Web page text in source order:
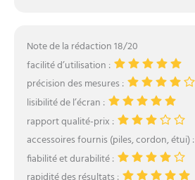
Note de la rédaction 18/20
facilité d’utilisation :
précision des mesures :
lisibilité de l’écran :
rapport qualité-prix :
accessoires fournis (piles, cordon, étui) :
fiabilité et durabilité :